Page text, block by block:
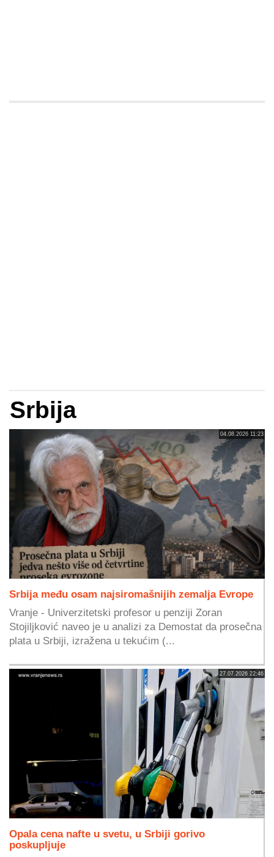
Srbija
04.08.2026 11:23
Srbija među osam najsiromašnijih zemalja Evrope
Vranje - Univerzitetski profesor u penziji Zoran
Stojiljković naveo je u analizi za Demostat da prosečna
plata u Srbiji, izražena u tekućim (...
27.07.2026 22:46
Opala cena nafte u svetu, u Srbiji gorivo
poskupljuje